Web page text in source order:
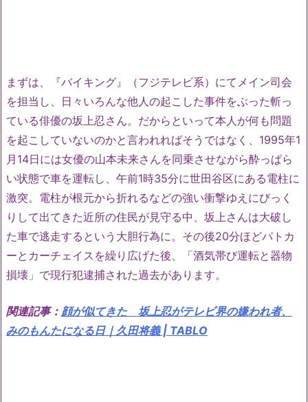
まずは、『バイキング』（フジテレビ系）にてメイン司会
を担当し、日々いろんな他人の起こした事件をぶった斬っ
ている俳優の坂上忍さん。だからといって本人が何も問題
を起こしていないのかと言われればそうではなく、1995年1
月14日には女優の山本未来さんを同乗させながら酔っぱら
い状態で車を運転し、午前1時35分に世田谷区にある電柱に
激突。電柱が根元から折れるなどの強い衝撃ゆえにびっく
りして出てきた近所の住民が見守る中、坂上さんは大破し
た車で逃走するという大胆行為に。その後20分ほどパトカ
ーとカーチェイスを繰り広げた後、「酒気帯び運転と器物
損壊」で現行犯逮捕された過去があります。
関連記事： 顔が似てきた 坂上忍がテレビ界の嫌われ者、
みのもんたになる日｜久田将義 | TABLO